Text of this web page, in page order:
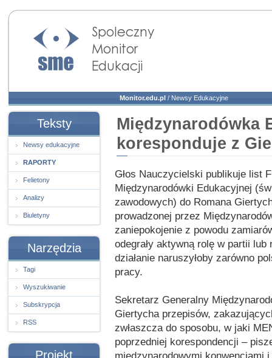
Społeczny Monitor
Edukacji
Monitor.edu.pl / Newsy Edukacyjne
Teksty
Newsy edukacyjne
RAPORTY
Felietony
Analizy
Biuletyny
Narzędzia
Tagi
Wyszukiwanie
Subskrypcja
RSS
Projekt
Międzynarodówka
koresponduje z
Głos Nauczycielski publikuje list
Międzynarodówki Edukacyjnej
zawodowych) do Romana
prowadzonej przez
zaniepokojenie z powodu
odegrały aktywną rolę w partii
działanie naruszyłoby zarówno
pracy.
Sekretarz Generalny
Giertycha przepisów,
zwłaszcza do sposobu, w jaki
poprzedniej korespondencji –
międzynarodowymi konwencjami